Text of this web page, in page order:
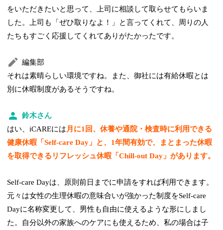
をいただきたいと思って、上司に相談して取らせてもらいま
した。上司も「ぜひ取りなよ！」と言ってくれて、周りの人
たちもすごく応援してくれてありがたかったです。
編集部
それは素晴らしい環境ですね。また、御社には有給休暇とは
別に休暇制度があるそうですね。
鈴木さん
はい、iCAREには 月に1回、休養や通院・検査時に利用できる
健康休暇「Self-care Day」と、1年間有効で、まとまった休暇
を取得できるリフレッシュ休暇「Chill-out Day」があります。
Self-care Dayは、原則前日までに申請をすれば利用できます。
元々は女性の生理休暇の意味合いが強かった制度をSelf-care
Dayに名称変更して、男性も自由に使えるような形にしまし
た。自分以外の家族へのケアにも使えるため、私の場合は子